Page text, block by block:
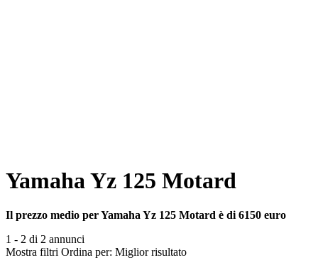
Yamaha Yz 125 Motard
Il prezzo medio per Yamaha Yz 125 Motard è di 6150 euro
1 - 2 di 2 annunci
Mostra filtri Ordina per: Miglior risultato